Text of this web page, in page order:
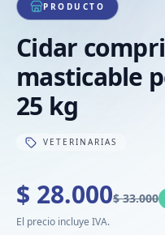
PRODUCTO
Cidar
masticable
25 kg
VETERINARIAS
$ 28.000$ 33.000
El precio incluye IVA.